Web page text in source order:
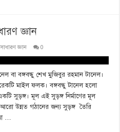
জ্ঞান
সাধারণ জ্ঞান 0
বা বঙ্গবন্ধু শেখ মুজিবুর রহমান টানেল।
মাইল ফলক। বঙ্গবন্ধু টানেল হলো
সুড়ঙ্গ। মূল এই সুড়ঙ্গ নির্মাণের মূল
আরো উন্নত গঠানের জন্য সুড়ঙ্গ তৈরি
…